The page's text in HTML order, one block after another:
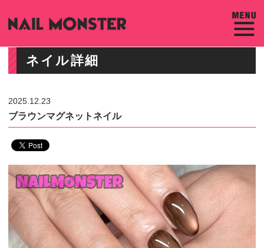
ネイル詳細
2025.12.23
ブラウンマグネットネイル